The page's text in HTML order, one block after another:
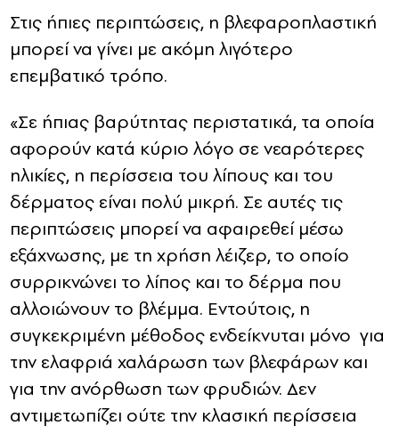
Στις ήπιες περιπτώσεις, η βλεφαροπλαστική
μπορεί να γίνει με ακόμη λιγότερο
επεμβατικό τρόπο.
«Σε ήπιας βαρύτητας περιστατικά, τα οποία
αφορούν κατά κύριο λόγο σε νεαρότερες
ηλικίες, η περίσσεια του λίπους και του
δέρματος είναι πολύ μικρή. Σε αυτές τις
περιπτώσεις μπορεί να αφαιρεθεί μέσω
εξάχνωσης, με τη χρήση λέιζερ, το οποίο
συρρικνώνει το λίπος και το δέρμα που
αλλοιώνουν το βλέμμα. Εντούτοις, η
συγκεκριμένη μέθοδος ενδείκνυται μόνο για
την ελαφριά χαλάρωση των βλεφάρων και
για την ανόρθωση των φρυδιών. Δεν
αντιμετωπίζει ούτε την κλασική περίσσεια